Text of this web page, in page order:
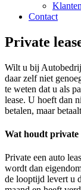
Contact
Private
Wilt u bij
daar zelf niet
te weten dat u als
lease. U hoeft dan
betalen, maar
Wat houdt private
Private een auto
wordt dan
de looptijd levert u